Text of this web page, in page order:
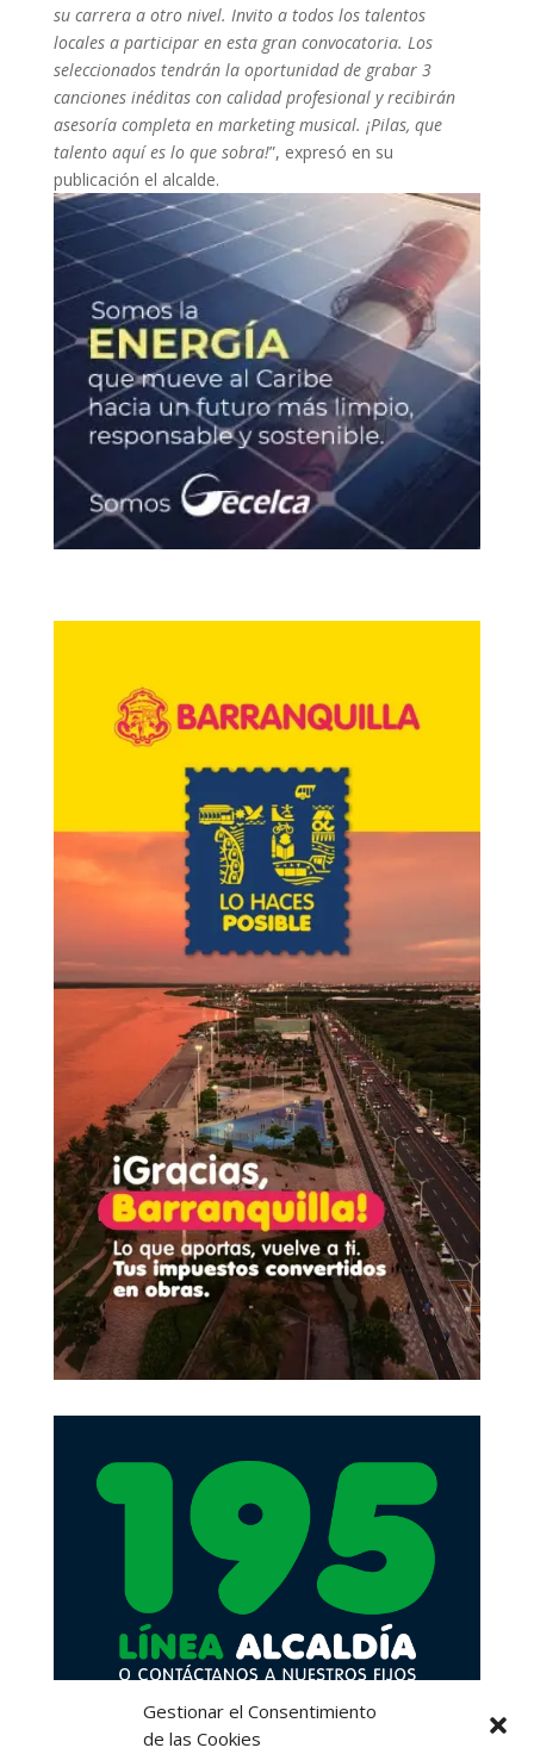
Gestionar el Consentimiento
de las Cookies
su carrera a otro nivel. Invito a todos los talentos
locales a participar en esta gran convocatoria. Los
seleccionados tendrán la oportunidad de grabar 3
canciones inéditas con calidad profesional y recibirán
asesoría completa en marketing musical. ¡Pilas, que
talento aquí es lo que sobra!”, expresó en su
publicación el alcalde.